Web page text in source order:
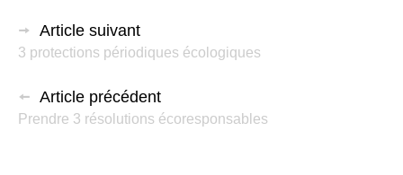
Article suivant
3 protections périodiques écologiques
Article précédent
Prendre 3 résolutions écoresponsables